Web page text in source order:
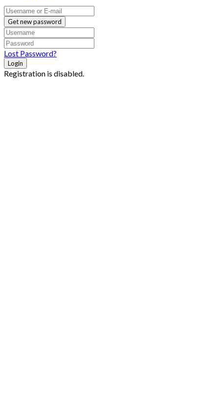
Get new password
Lost Password?
Login
Registration is disabled.